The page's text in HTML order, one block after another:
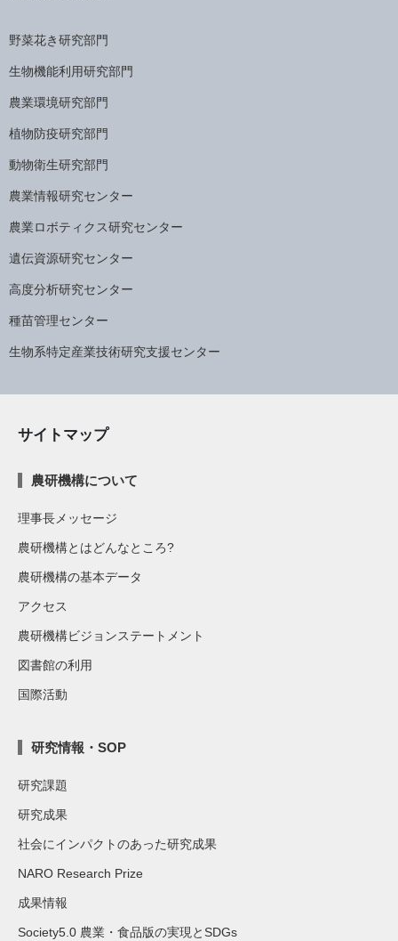
野菜花き研究部門
生物機能利用研究部門
農業環境研究部門
植物防疫研究部門
動物衛生研究部門
農業情報研究センター
農業ロボティクス研究センター
遺伝資源研究センター
高度分析研究センター
種苗管理センター
生物系特定産業技術研究支援センター
サイトマップ
農研機構について
理事長メッセージ
農研機構とはどんなところ?
農研機構の基本データ
アクセス
農研機構ビジョンステートメント
図書館の利用
国際活動
研究情報・SOP
研究課題
研究成果
社会にインパクトのあった研究成果
NARO Research Prize
成果情報
Society5.0 農業・食品版の実現とSDGs